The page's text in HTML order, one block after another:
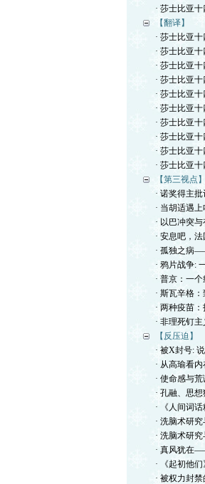
· 莎士比亚
【翻译】
· 莎士比亚
· 莎士比亚
· 莎士比亚
· 莎士比亚
· 莎士比亚
· 莎士比亚
· 莎士比亚
· 莎士比亚
· 莎士比亚
· 莎士比亚
【第三视点】
· 诺奖得主
· 当胡适遇
· 以巴冲突
· 安息吧，
· 孤独之病
· 鸦片战争:
· 普京：一个
· 斯瓦辛格
· 两种疫苗
· 非理死钉主
【反压迫】
· 被X封号:
· 从高瑜看
· 使命感与
· 孔融、思
· 《人间词
· 洗脑术研究
· 洗脑术研究
· 真风犹在
· 《起初他
· 被权力封